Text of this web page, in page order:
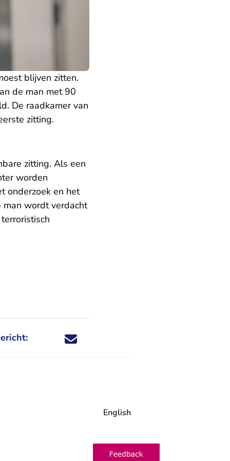
blijven zitten.
de man met 90
De raadkamer van
zitting.
zitting. Als een
worden
onderzoek en het
man wordt verdacht
Deel dit nieuwsbericht via X - U verlaat
Deel dit nieuwsbericht via Facebook - U
Deel dit nieuwsbericht via e-mail
Deel dit nieuwsbericht via LinkedIn - U
English